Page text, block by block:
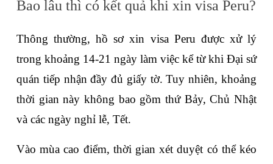
Bao lâu thì có kết quả khi xin visa Peru?
Thông thường, hồ sơ xin visa Peru được xử lý
trong khoảng 14-21 ngày làm việc kể từ khi Đại sứ
quán tiếp nhận đầy đủ giấy tờ. Tuy nhiên, khoảng
thời gian này không bao gồm thứ Bảy, Chủ Nhật
và các ngày nghỉ lễ, Tết.
Vào mùa cao điểm, thời gian xét duyệt có thể kéo